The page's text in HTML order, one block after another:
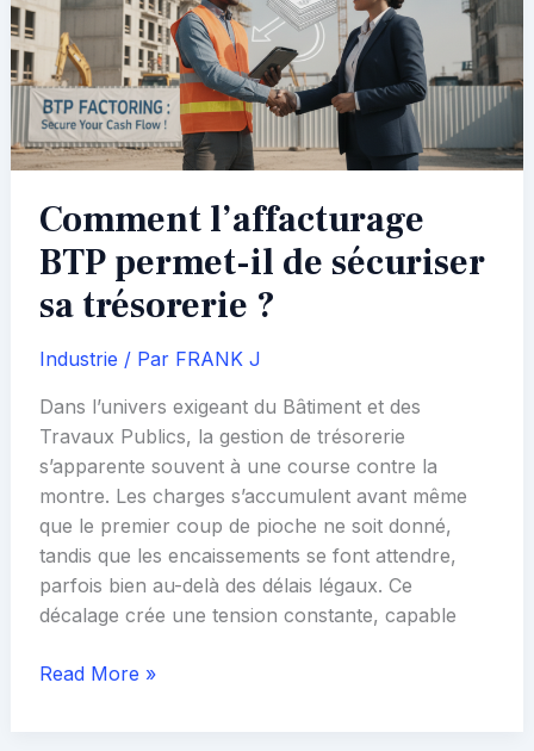
mesures
?
Comment l’affacturage
BTP permet-il de sécuriser
sa trésorerie ?
Industrie / Par FRANK J
Dans l’univers exigeant du Bâtiment et des
Travaux Publics, la gestion de trésorerie
s’apparente souvent à une course contre la
montre. Les charges s’accumulent avant même
que le premier coup de pioche ne soit donné,
tandis que les encaissements se font attendre,
parfois bien au-delà des délais légaux. Ce
décalage crée une tension constante, capable
Comment
Read More »